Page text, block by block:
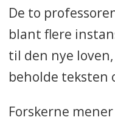
De to
blant flere
til den nye
beholde teksten
Forskerne